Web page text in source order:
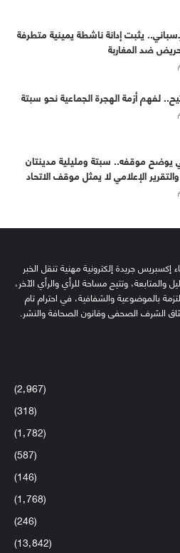
يثبت إدانة ناشطة يمينية متطرفة
ضد المغاربة
لفهم أزمة الهجرة الجماعية نحو سبتة
يوضح موقفه.. سبتة ومليلية مدينتان
الإعلامي لا يمثل موقف الاتحاد
إكسبريس جريدة إلكترونية مهنية تنقل الخبر
والمتابعة، وتتيح مساحة للرأي والرأي الآخر،
بالموضوعية والشفافية، في احترام تام
الشرف الصحفي وقانون الصحافة والنشر.
(2٬967)
(318)
(1٬782)
(587)
(146)
(1٬768)
(246)
(13٬842)